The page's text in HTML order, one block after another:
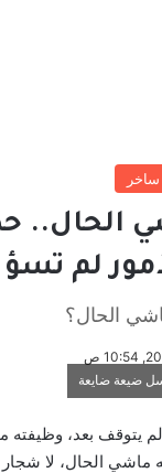
الحال..
لم
الحال؟
ضيعة ضايعة
يتوقف بعد،
ماشي الحال، لا